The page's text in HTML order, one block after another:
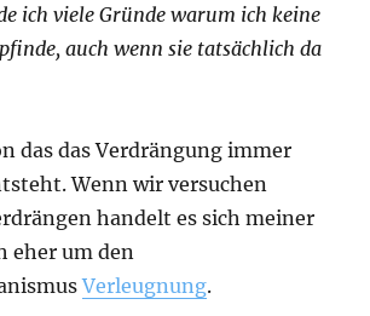
ich viele Gründe warum ich keine
auch wenn sie tatsächlich da
das das Verdrängung immer
Wenn wir versuchen
handelt es sich meiner
eher um den
Verleugnung.